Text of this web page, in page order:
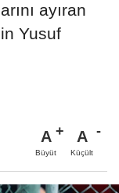
ayıran
Yusuf
A
Büyüt
A
Küçült